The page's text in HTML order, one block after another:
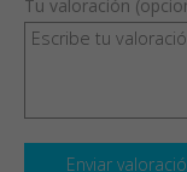
Tu valoración
Enviar